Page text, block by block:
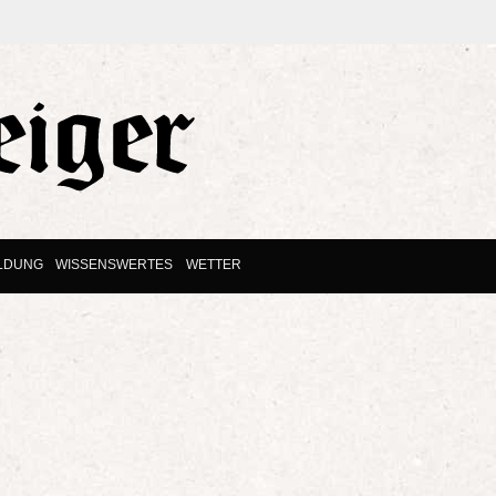
WISSENSWERTES WETTER